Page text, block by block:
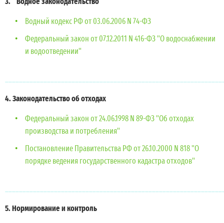
Водный кодекс РФ от 03.06.2006 N 74-ФЗ
Федеральный закон от 07.12.2011 N 416-ФЗ "О водоснабжении
и водоотведении"
4. Законодательство об отходах
Федеральный закон от 24.06.1998 N 89-ФЗ "Об отходах
производства и потребления"
Постановление Правительства РФ от 26.10.2000 N 818 "О
порядке ведения государственного кадастра отходов"
5. Нормирование и контроль